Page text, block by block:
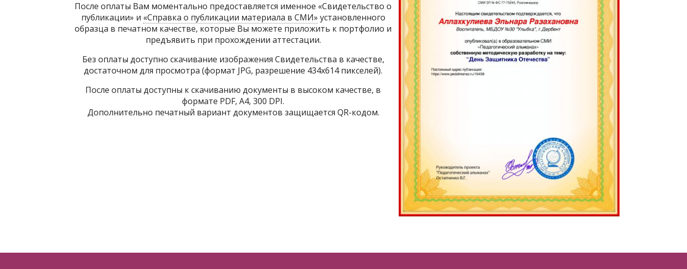
После оплаты Вам моментально предоставляется именное «Свидетельство о
публикации» и «Справка о публикации материала в СМИ» установленного
образца в печатном качестве, которые Вы можете приложить к портфолио и
предъявить при прохождении аттестации.
Без оплаты доступно скачивание изображения Свидетельства в качестве,
достаточном для просмотра (формат JPG, разрешение 434х614 пикселей).
После оплаты доступны к скачиванию документы в высоком качестве, в
формате PDF, A4, 300 DPI.
Дополнительно печатный вариант документов защищается QR-кодом.